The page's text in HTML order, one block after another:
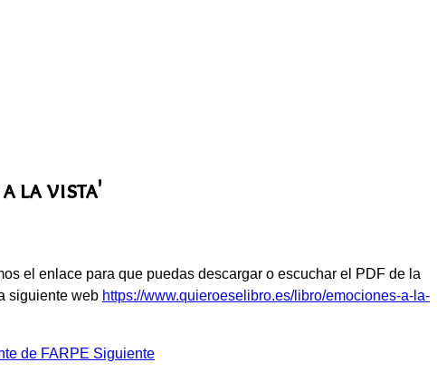
a la vista'
el enlace para que puedas descargar o escuchar el PDF de la
siguiente web https://www.quieroeselibro.es/libro/emociones-a-la-
de FARPE Siguiente